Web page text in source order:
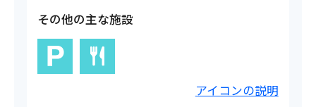
その他の主な施設
アイコンの説明